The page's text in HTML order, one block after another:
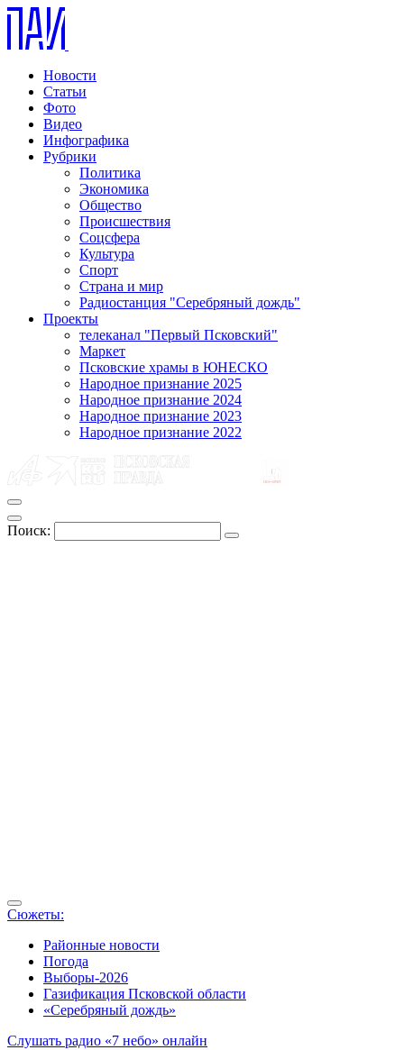
Новости
Статьи
Фото
Видео
Инфографика
Рубрики
Политика
Экономика
Общество
Происшествия
Соцсфера
Культура
Спорт
Страна и мир
Радиостанция "Серебряный дождь"
Проекты
телеканал "Первый Псковский"
Маркет
Псковские храмы в ЮНЕСКО
Народное признание 2025
Народное признание 2024
Народное признание 2023
Народное признание 2022
Поиск:
Сюжеты:
Районные новости
Погода
Выборы-2026
Газификация Псковской области
«Серебряный дождь»
Слушать радио «7 небо» онлайн